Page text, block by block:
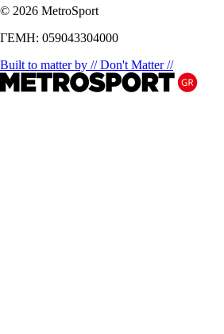
© 2026 MetroSport
ΓΕΜΗ: 059043304000
Built to matter by // Don't Matter //